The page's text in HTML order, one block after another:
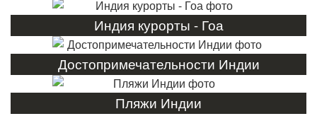
Индия курорты - Гоа
Достопримечательности Индии
Пляжи Индии